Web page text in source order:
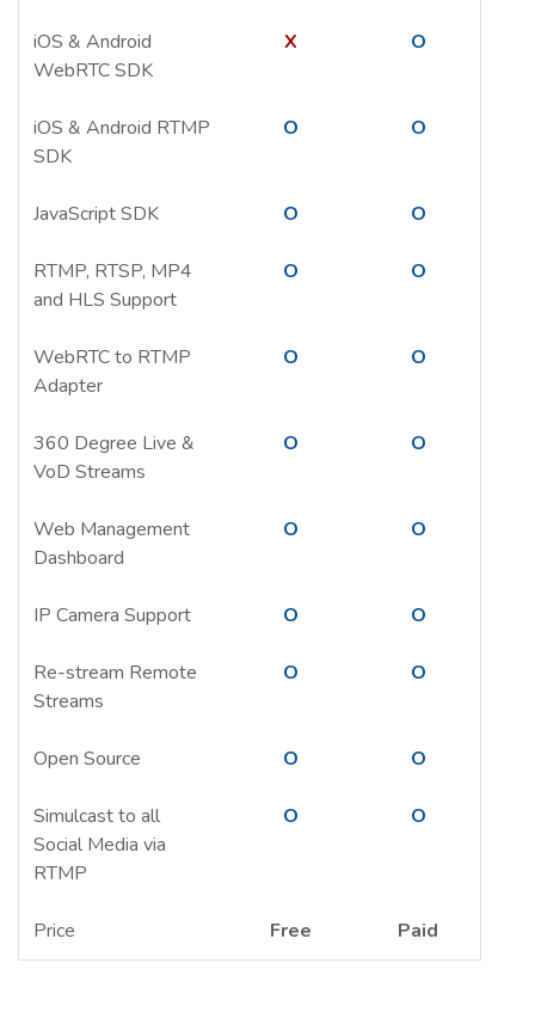
iOS & Android
WebRTC SDK
X O
iOS & Android RTMP
SDK
O O
JavaScript SDK O O
RTMP, RTSP, MP4
and HLS Support
O O
WebRTC to RTMP
Adapter
O O
360 Degree Live &
VoD Streams
O O
Web Management
Dashboard
O O
IP Camera Support O O
Re-stream Remote
Streams
O O
Open Source O O
Simulcast to all
Social Media via
RTMP
O O
Price Free Paid